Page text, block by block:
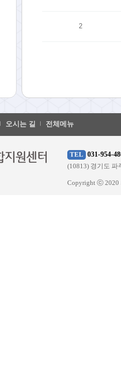
2
오시는 길 전체메뉴
TEL 031-954-
(10813) 경기도 파
Copyright ⓒ 2020